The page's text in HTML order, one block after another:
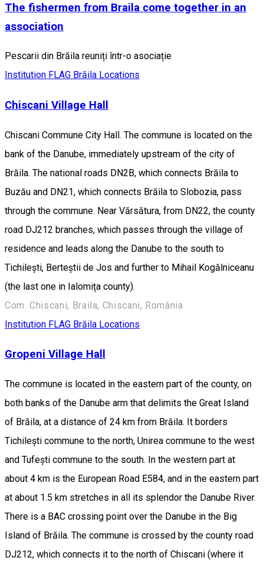
The fishermen from Braila come together in an
association
Pescarii din Brăila reuniți într-o asociație
Institution FLAG Brăila Locations
Chiscani Village Hall
Chiscani Commune City Hall. The commune is located on the
bank of the Danube, immediately upstream of the city of
Brăila. The national roads DN2B, which connects Brăila to
Buzău and DN21, which connects Brăila to Slobozia, pass
through the commune. Near Vărsătura, from DN22, the county
road DJ212 branches, which passes through the village of
residence and leads along the Danube to the south to
Tichilești, Berteștii de Jos and further to Mihail Kogălniceanu
(the last one in Ialomița county).
Com. Chiscani, Braila, Chiscani, România
Institution FLAG Brăila Locations
Gropeni Village Hall
The commune is located in the eastern part of the county, on
both banks of the Danube arm that delimits the Great Island
of Brăila, at a distance of 24 km from Brăila. It borders
Tichilești commune to the north, Unirea commune to the west
and Tufești commune to the south. In the western part at
about 4 km is the European Road E584, and in the eastern part
at about 1.5 km stretches in all its splendor the Danube River.
There is a BAC crossing point over the Danube in the Big
Island of Brăila. The commune is crossed by the county road
DJ212, which connects it to the north of Chiscani (where it